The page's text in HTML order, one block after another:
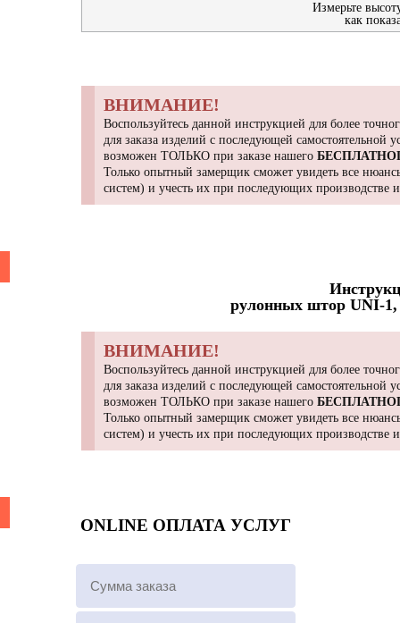
Измерьте
как
ВНИМАНИЕ!
Воспользуйтесь данной инструкцией для более
для заказа изделий с последующей
возможен ТОЛЬКО при заказе нашего
Только опытный замерщик сможет увидеть все
систем) и учесть их при последующих производстве
рулонных штор UNI-
ВНИМАНИЕ!
Воспользуйтесь данной инструкцией для более
для заказа изделий с последующей
возможен ТОЛЬКО при заказе нашего
Только опытный замерщик сможет увидеть все
систем) и учесть их при последующих производстве
ONLINE ОПЛАТА УСЛУГ